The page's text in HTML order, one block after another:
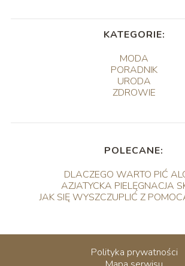
KATEGORIE:
MODA
PORADNIK
URODA
ZDROWIE
POLECANE:
DLACZEGO WARTO PIĆ
AZJATYCKA PIELĘGNACJA
JAK SIĘ WYSZCZUPLIĆ Z
Polityka prywatności